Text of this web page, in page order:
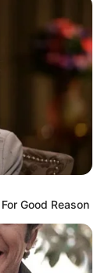
Good Reason